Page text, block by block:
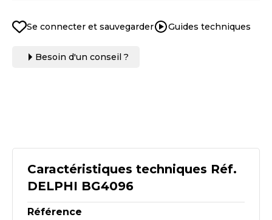
Caractéristiques techniques Réf.
DELPHI BG4096
Référence
Se connecter et sauvegarder Guides techniques
Besoin d'un conseil ?